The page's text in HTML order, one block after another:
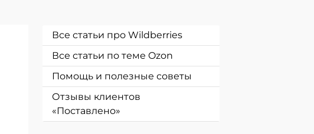
Все статьи про Wildberries
Все статьи по теме Ozon
Помощь и полезные советы
Отзывы клиентов
«Поставлено»